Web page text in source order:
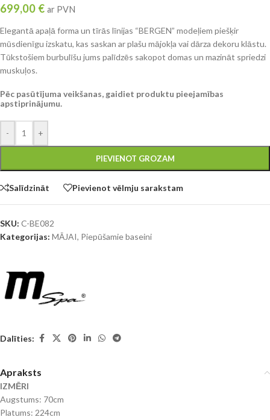
699,00 € ar PVN
Elegantā apaļā forma un tīrās līnijas “BERGEN” modeļiem piešķir
mūsdienīgu izskatu, kas saskan ar plašu mājokļa vai dārza dekoru klāstu.
Tūkstošiem burbulīšu jums palīdzēs sakopot domas un mazināt spriedzi
muskuļos.
Pēc pasūtījuma veikšanas, gaidiet produktu pieejamības
apstiprinājumu.
- +
PIEVIENOT GROZAM
Salīdzināt Pievienot vēlmju sarakstam
SKU: C-BE082
Kategorijas: MĀJAI, Piepūšamie baseini
Dalīties:
Apraksts
IZMĒRI
Augstums: 70cm
Platums: 224cm